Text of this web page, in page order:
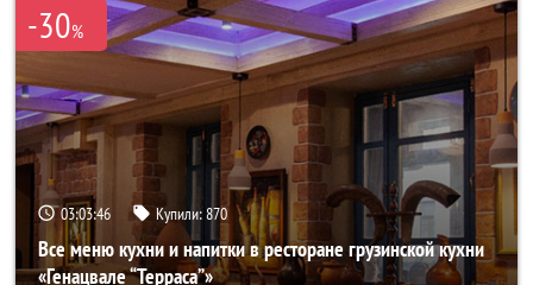
-30%
03:03:42 Купили:870
Все меню кухни и напитки в ресторане грузинской кухни
«Генацвале “Терраса”»